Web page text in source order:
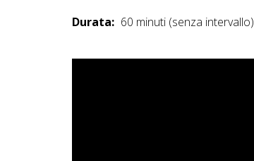
Durata: 60 minuti (senza intervallo)